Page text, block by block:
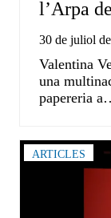
l’Arpa
30 de juliol
Valentina
una
papereria
ARTICLES